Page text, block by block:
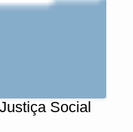
Social